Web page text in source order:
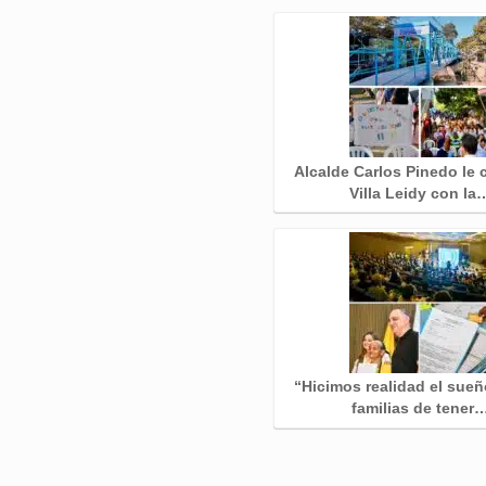
Alcalde Carlos Pinedo le
Villa Leidy con
“Hicimos realidad el
familias de